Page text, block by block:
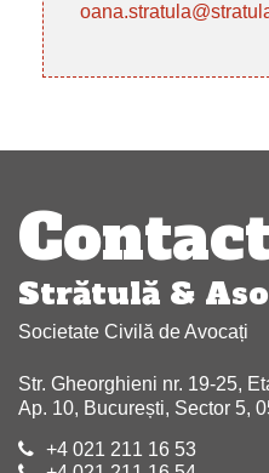
articole
Strătulă &
Societate Civilă de Avocați
Str. Gheorghieni nr. 19-25,
Ap. 10, București, Sector 5,
+4 021 211 16 53